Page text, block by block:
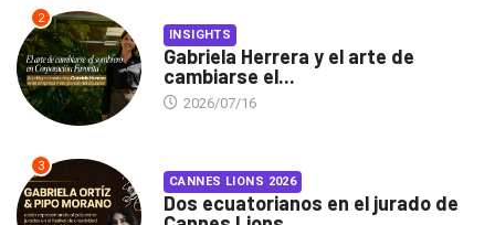
2
INSIGHTS
Gabriela Herrera y el arte de
cambiarse el...
2026/07/16
3
CANNES LIONS 2026
Dos ecuatorianos en el jurado de